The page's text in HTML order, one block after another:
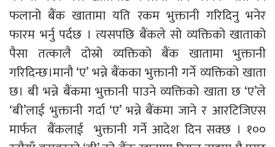
फलानो बैंक खातामा यति रकम भुक्तानी गरिदिनु भनेर
फारम भर्नु पर्दछ । त्यसपछि बैंकले सो व्यक्तिको खाताको
पैसा तत्कालै दोस्रो व्यक्तिको बैंक खातामा भुक्तानी
गरिदिन्छ।मानौ ‘ए’ भन्ने बैंकका भुक्तानी गर्ने व्यक्तिको खाता
छ। बी भन्ने बैंकमा भुक्तानी पाउने व्यक्तिको खाता छ ‘ए’ले
‘बी’लाई भुक्तानी गर्दा ‘ए’ भन्ने बैंकमा जाने र आरटिजिएस
मार्फत बैंकलाई भुक्तानी गर्ने आदेश दिन सक्छ । १००